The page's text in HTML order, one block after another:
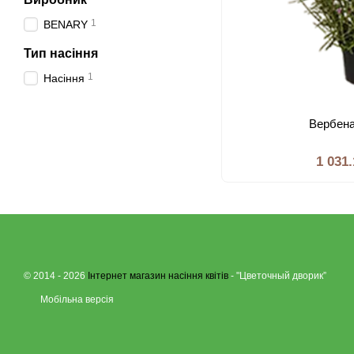
1
BENARY 1
Тип насiння
Насiння 1
© 2014 - 2026 Інтернет магазин насіння квітів - "Цветочный дворик”
Мобільна версія